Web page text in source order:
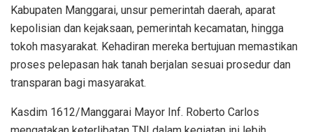
Kabupaten Manggarai, unsur pemerintah daerah, aparat
kepolisian dan kejaksaan, pemerintah kecamatan, hingga
tokoh masyarakat. Kehadiran mereka bertujuan memastikan
proses pelepasan hak tanah berjalan sesuai prosedur dan
transparan bagi masyarakat.
Kasdim 1612/Manggarai Mayor Inf. Roberto Carlos